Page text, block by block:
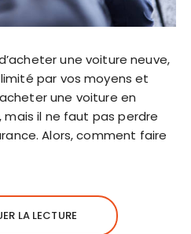
une voiture neuve,
par vos moyens et
une voiture en
mais il ne faut pas perdre
Alors, comment faire
LA LECTURE